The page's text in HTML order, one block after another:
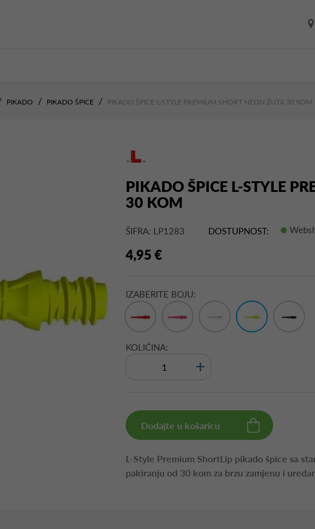
PIKADO PIKADO ŠPICE PIKADO ŠPICE L-STYLE PREMIUM SHORT NEON ŽUTA 30 KOM
PIKADO ŠPICE L-STYLE
30 KOM
ŠIFRA: LP1283 DOSTUPNOST:
4,95 €
IZABERITE BOJU:
KOLIČINA:
+
Dodajte u košaricu
L-Style Premium ShortLip pikado špice sa
pakiranju od 30 kom za brzu zamjenu i